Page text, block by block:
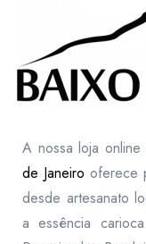
A nossa loja
de Janeiro oferece
desde artesanato
a essência